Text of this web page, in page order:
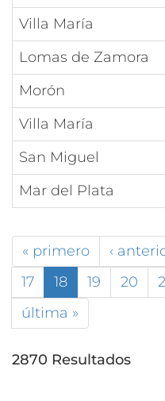
Villa María
Lomas de Zamora
Morón
Villa María
San Miguel
Mar del Plata
« primero ‹
17
18 19 20
última »
2870 Resultados